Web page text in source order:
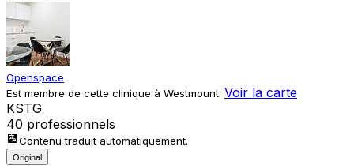
Openspace
Est membre de cette clinique à Westmount. Voir la carte
KSTG
40 professionnels
Contenu traduit automatiquement.
Original